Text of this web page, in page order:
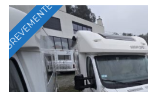
BREVEMENTE